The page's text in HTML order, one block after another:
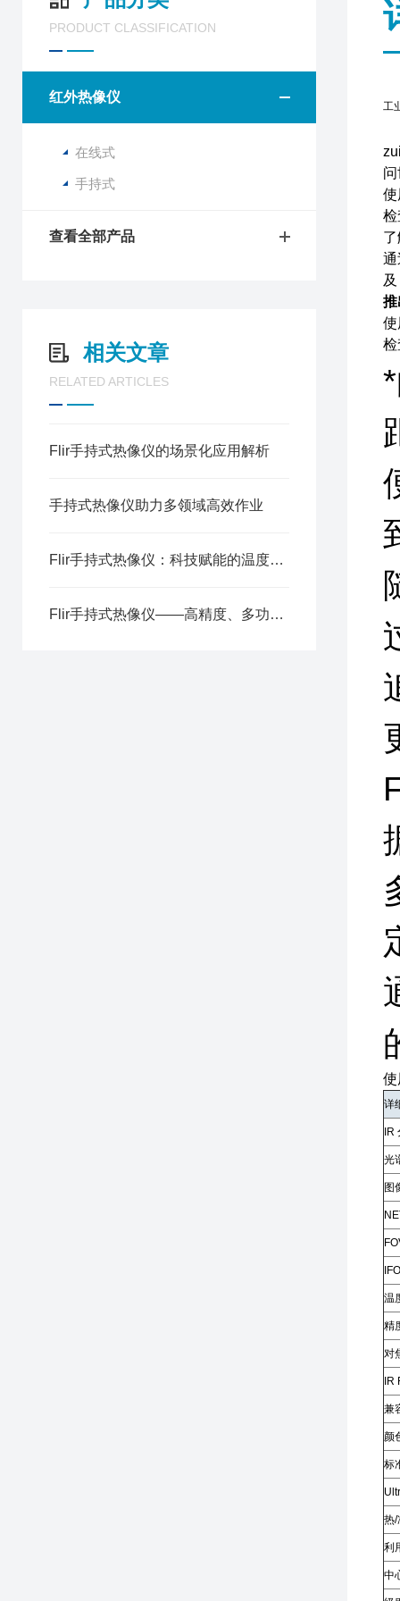
PRODUCT CLASSIFICATION
红外热像仪
在线式
手持式
查看全部产品
相关文章
RELATED ARTICLES
Flir手持式热像仪的场景化应用解析
手持式热像仪助力多领域高效作业
Flir手持式热像仪：科技赋能的温度触手
Flir手持式热像仪——高精度、多功能的热成像工具
工
使
检
通
推
使
检
使
详
光
图
温
精
对
兼
颜
标
热/
利
中